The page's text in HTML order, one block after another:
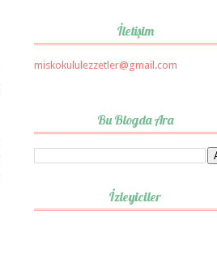
İletişim
miskokululezzetler@gmail.com
Bu Blogda Ara
İzleyiciler